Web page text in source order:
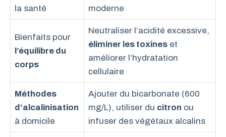
la santé
moderne
Bienfaits pour
l’équilibre du
corps
Neutraliser l’acidité excessive,
éliminer les toxines et
améliorer l’hydratation
cellulaire
Méthodes
d’alcalinisation
à domicile
Ajouter du bicarbonate (600
mg/L), utiliser du citron ou
infuser des végétaux alcalins